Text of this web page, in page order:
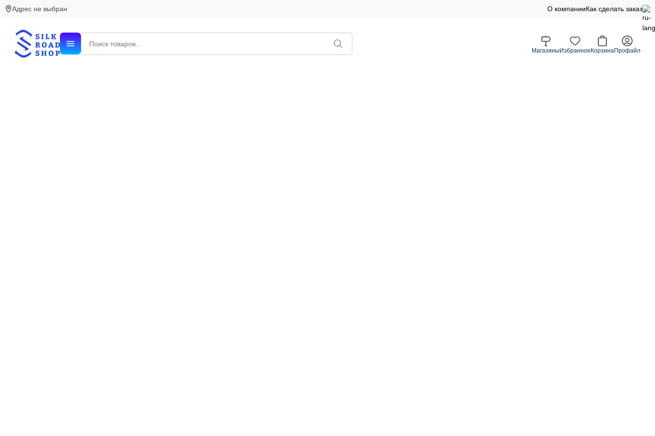
Адрес не выбран О компанииКак сделать заказ
Магазины Избранное КорзинаПрофайл